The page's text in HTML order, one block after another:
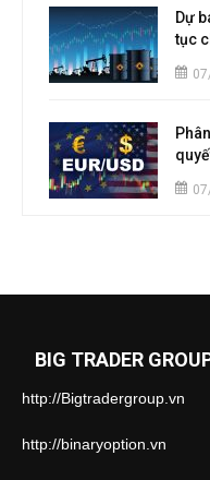
Dự
tục
BIG TRADER
http://Bigtradergroup.vn
http://binaryoption.vn